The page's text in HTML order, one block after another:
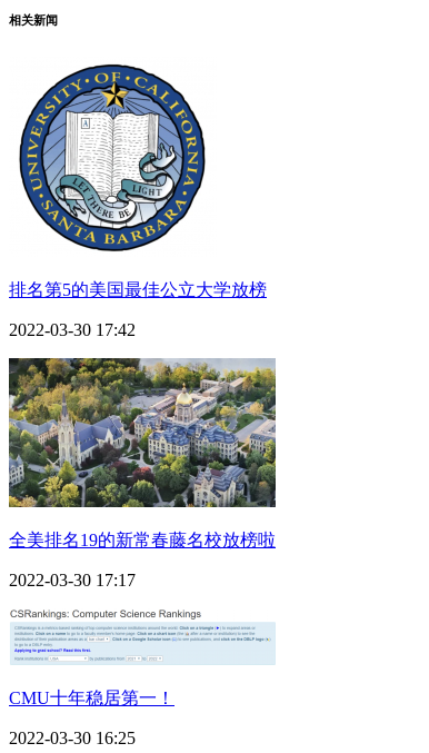
相关新闻
排名第5的美国最佳公立大学放榜
2022-03-30 17:42
全美排名19的新常春藤名校放榜啦
2022-03-30 17:17
CMU十年稳居第一！
2022-03-30 16:25